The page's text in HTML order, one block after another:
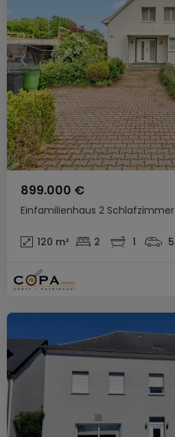
Einfamilienhaus 2 Schlafzimmer
899.000 €
120 m² 2 1 5